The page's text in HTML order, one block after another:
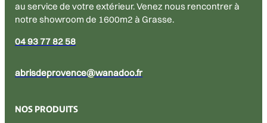
au service de votre extérieur. Venez nous rencontrer à
notre showroom de 1600m2 à Grasse.
04 93 77 82 58
abrisdeprovence@wanadoo.fr
NOS PRODUITS